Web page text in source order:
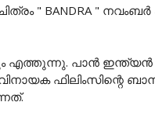
" BANDRA "
എത്തുന്നു. പാൻ ഇന്ത്യൻ
ഫിലിംസിന്റെ